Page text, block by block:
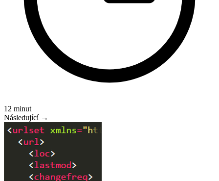
12 minut
Následující →